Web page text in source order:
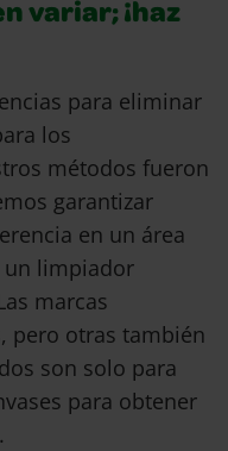
variar; ¡haz
para eliminar
los
métodos fueron
garantizar
en un área
un limpiador
marcas
pero otras también
son solo para
para obtener